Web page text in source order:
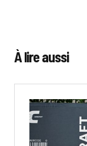
À lire aussi